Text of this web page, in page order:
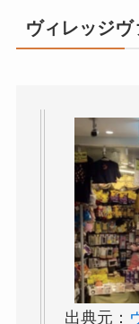
ヴィレッジヴ
出典元：